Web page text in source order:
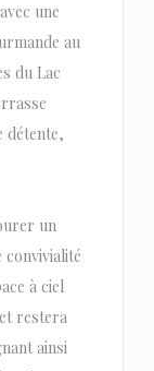
une
au
du Lac
détente,
un
à ciel
restera
ainsi